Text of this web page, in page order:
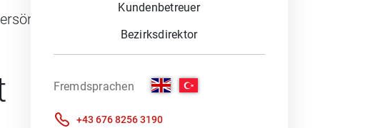
Kundenbetreuer
Bezirksdirektor
Fremdsprachen
+43 676 8256 3190
Gespräch :-) .